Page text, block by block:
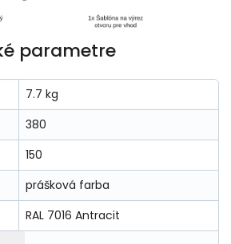
parametre
7.7 kg
380
150
prášková farba
RAL 7016 Antracit